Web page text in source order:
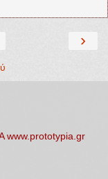
›
www.prototypia.gr